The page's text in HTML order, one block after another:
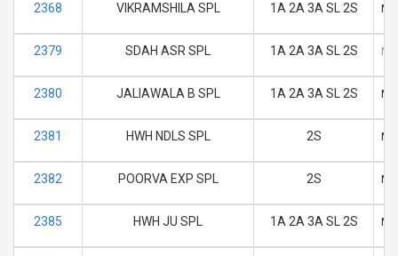
2368 VIKRAMSHILA SPL 1A 2A 3A SL 2S M
2379 SDAH ASR SPL 1A 2A 3A SL 2S M
2380 JALIAWALA B SPL 1A 2A 3A SL 2S M
2381 HWH NDLS SPL 2S M
2382 POORVA EXP SPL 2S M
2385 HWH JU SPL 1A 2A 3A SL 2S M